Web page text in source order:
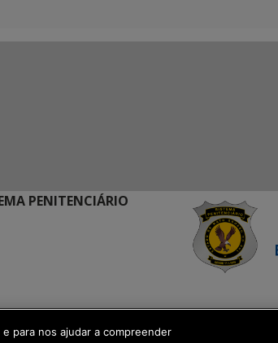
PENITENCIÁRIO
Digital
para nos ajudar a compreender